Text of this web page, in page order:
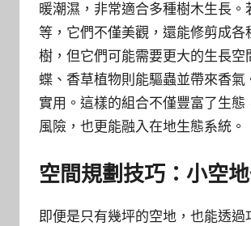
暖潮濕，非常適合多種樹木生長
等，它們不僅美觀，還能修剪成
樹，但它們可能需要更大的生長
蝶、香草植物則能驅蟲並帶來香
實用。這樣的組合不僅豐富了生
風險，也更能融入在地生態系統。
空間規劃技巧：小空
即便是只有幾坪的空地，也能透